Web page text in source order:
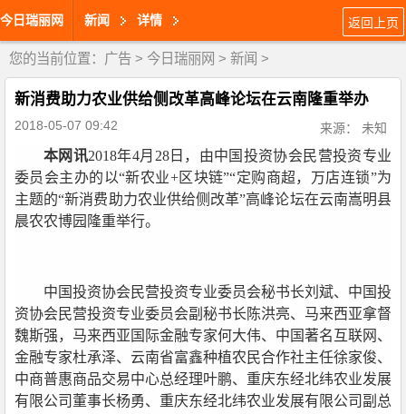
今日瑞丽网 新闻 详情 返回上页
您的当前位置： 广告 > 今日瑞丽网 > 新闻 >
新消费助力农业供给侧改革高峰论坛在云南隆重举办
2018-05-07 09:42 来源： 未知
本网讯2018年4月28日，由中国投资协会民营投资专业
委员会主办的以“新农业+区块链”“定购商超，万店连锁”为
主题的“新消费助力农业供给侧改革”高峰论坛在云南嵩明县
晨农农博园隆重举行。
中国投资协会民营投资专业委员会秘书长刘斌、中国投
资协会民营投资专业委员会副秘书长陈洪亮、马来西亚拿督
魏斯强，马来西亚国际金融专家何大伟、中国著名互联网、
金融专家杜承泽、云南省富鑫种植农民合作社主任徐家俊、
中商普惠商品交易中心总经理叶鹏、重庆东经北纬农业发展
有限公司董事长杨勇、重庆东经北纬农业发展有限公司副总